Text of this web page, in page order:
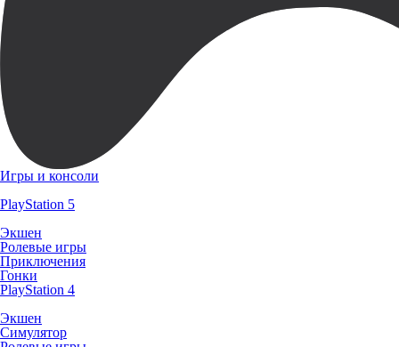
Игры и консоли
PlayStation 5
Экшен
Ролевые игры
Приключения
Гонки
PlayStation 4
Экшен
Симулятор